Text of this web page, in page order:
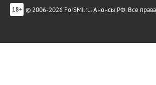
18+ © 2006-2026 ForSMI.ru. Анонсы.РФ. Все